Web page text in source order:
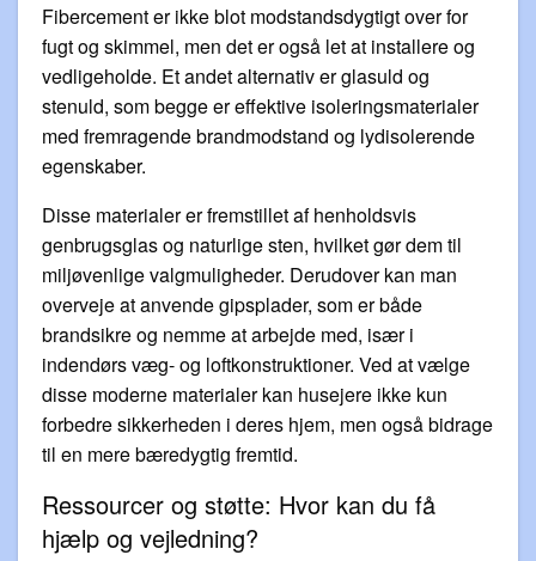
Fibercement er ikke blot modstandsdygtigt over for
fugt og skimmel, men det er også let at installere og
vedligeholde. Et andet alternativ er glasuld og
stenuld, som begge er effektive isoleringsmaterialer
med fremragende brandmodstand og lydisolerende
egenskaber.
Disse materialer er fremstillet af henholdsvis
genbrugsglas og naturlige sten, hvilket gør dem til
miljøvenlige valgmuligheder. Derudover kan man
overveje at anvende gipsplader, som er både
brandsikre og nemme at arbejde med, især i
indendørs væg- og loftkonstruktioner. Ved at vælge
disse moderne materialer kan husejere ikke kun
forbedre sikkerheden i deres hjem, men også bidrage
til en mere bæredygtig fremtid.
Ressourcer og støtte: Hvor kan du få
hjælp og vejledning?